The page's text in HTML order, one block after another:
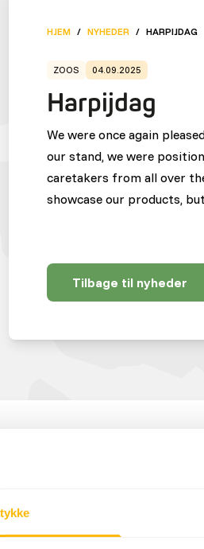
HJEM / NYHEDER / HARPIJDAG
ZOOS 04.09.2025
Harpijdag
We were once again
our stand, we were
caretakers from all over
showcase our products,
Tilbage til nyheder